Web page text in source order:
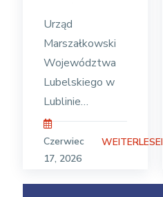
30 października
(Republika
Indonezji)
Urząd
Marszałkowski
Województwa
Lubelskiego w
Lublinie
przedłuża nabór
dla
przedsiębiorców
Czerwiec
17, 2026
WEITERLESEN